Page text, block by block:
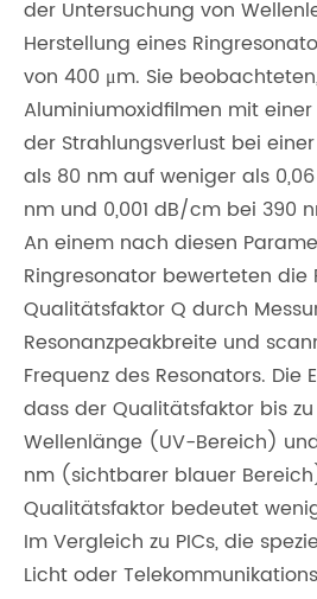
der Untersuchung von
Herstellung eines
von 400 μm. Sie
Aluminiumoxidfilmen mit
der Strahlungsverlust bei
als 80 nm auf weniger als
nm und 0,001 dB/cm bei 390
An einem nach diesen
Ringresonator bewerteten die
Qualitätsfaktor Q durch
Resonanzpeakbreite und
Frequenz des Resonators. Die
dass der Qualitätsfaktor bis zu
Wellenlänge (UV-Bereich)
nm (sichtbarer blauer
Qualitätsfaktor bedeutet
Im Vergleich zu PICs, die
Licht oder